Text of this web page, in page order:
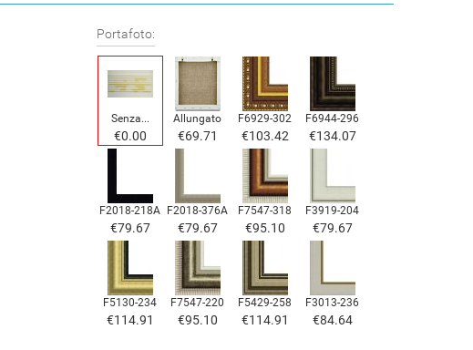
Portafoto:
Senza...
€0.00
Allungato
€69.71
F6929-302
€103.42
F6944-296
€134.07
F2018-218A
€79.67
F2018-376A
€79.67
F7547-318
€95.10
F3919-204
€79.67
F5130-234
€114.91
F7547-220
€95.10
F5429-258
€114.91
F3013-236
€84.64